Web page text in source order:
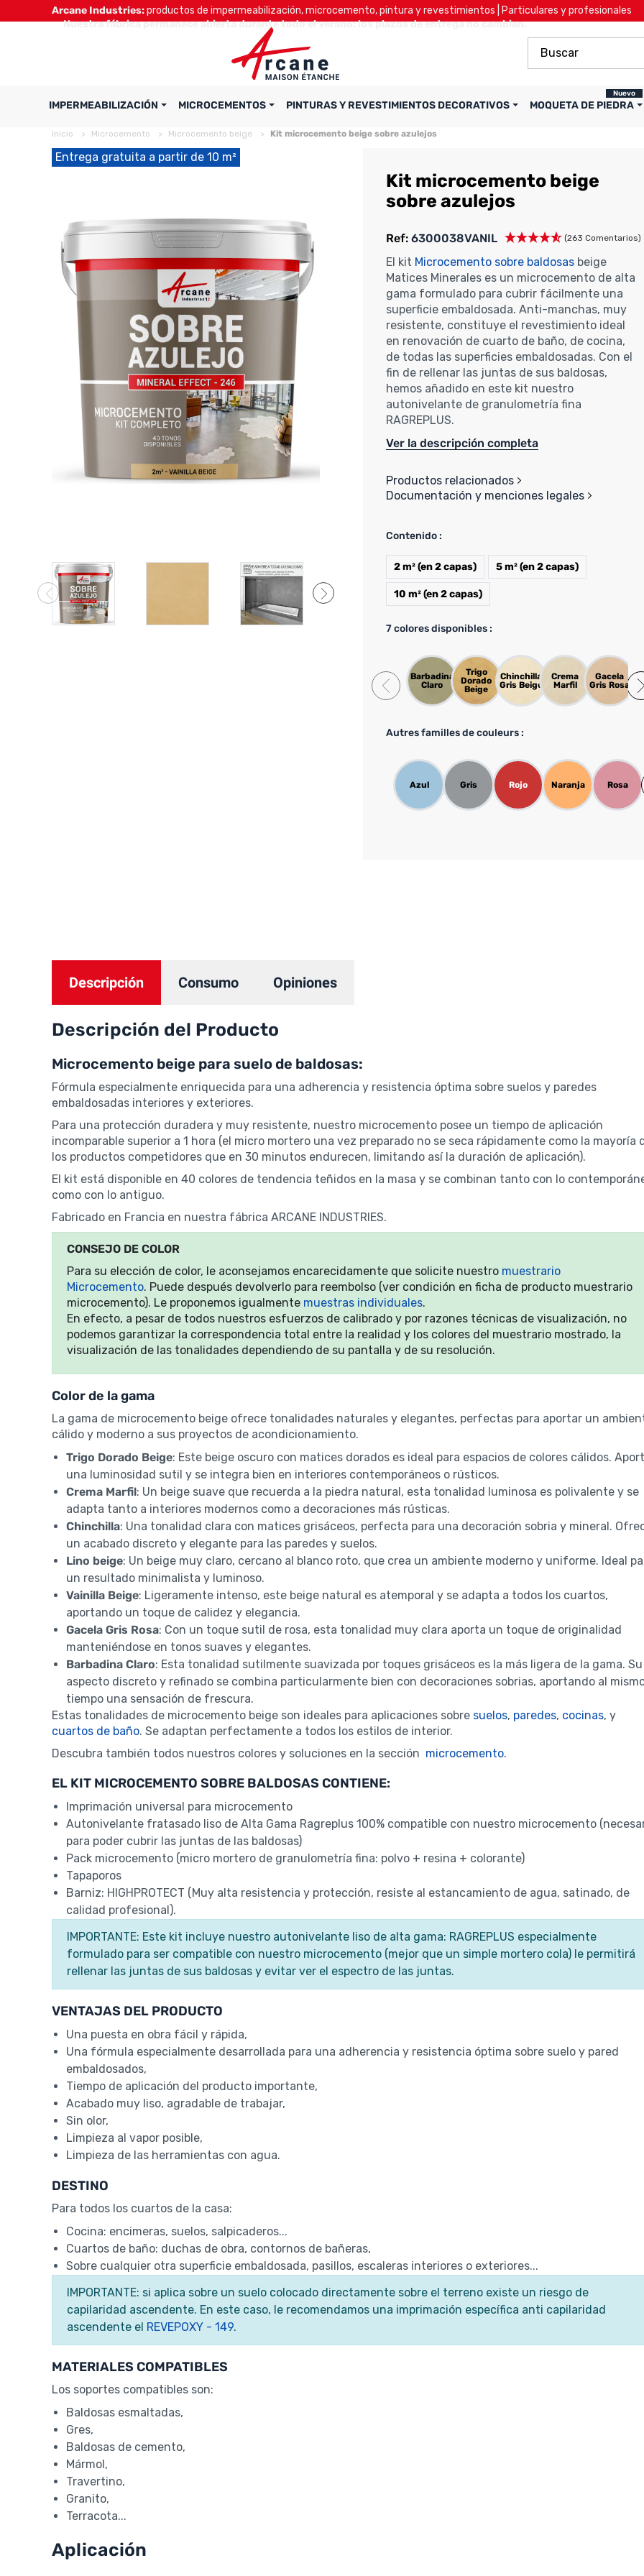
Arcane Industries:productos de impermeabilización, microcemento, pintura y revestimientos | Particulares y profesionales
Nuestra fábrica permanece abierta durante todo el verano: los plazos de entrega no cambian.
IMPERMEABILIZACIÓN MICROCEMENTOS PINTURAS Y REVESTIMIENTOS DECORATIVOS MOQUETA DE PIEDRA
Nuevo
Inicio Microcemento Microcemento beige Kit microcemento beige sobre azulejos
Entrega gratuita a partir de 10 m²
Kit microcemento beige
sobre azulejos
Ref: 6300038VANIL (263 Comentarios)
El kit Microcemento sobre baldosas beige
Matices Minerales es un microcemento de alta
gama formulado para cubrir fácilmente una
superficie embaldosada. Anti-manchas, muy
resistente, constituye el revestimiento ideal
en renovación de cuarto de baño, de cocina,
de todas las superficies embaldosadas. Con el
fin de rellenar las juntas de sus baldosas,
hemos añadido en este kit nuestro
autonivelante de granulometría fina
RAGREPLUS.
Ver la descripción completa
Productos relacionados
Documentación y menciones legales
Contenido :
2 m² (en 2 capas) 5 m² (en 2 capas)
10 m² (en 2 capas)
7colores disponibles :
Barbadina
Claro
Trigo
Dorado
Beige
Chinchilla
Gris Beige
Crema
Marfil
Gacela
Gris Rosa
Autres familles de couleurs :
Azul Gris Rojo Naranja Rosa
Descripción Consumo Opiniones
Descripción del Producto
Microcemento beige para suelo de baldosas:
Fórmula especialmente enriquecida para una adherencia y resistencia óptima sobre suelos y paredes
embaldosadas interiores y exteriores.
Para una protección duradera y muy resistente, nuestro microcemento posee un tiempo de aplicación
incomparable superior a 1 hora (el micro mortero una vez preparado no se seca rápidamente como la mayoría
los productos competidores que en 30 minutos endurecen, limitando así la duración de aplicación).
El kit está disponible en 40 colores de tendencia teñidos en la masa y se combinan tanto con lo
como con lo antiguo.
Fabricado en Francia en nuestra fábrica ARCANE INDUSTRIES.
CONSEJO DE COLOR
Para su elección de color, le aconsejamos encarecidamente que solicite nuestro muestrario
Microcemento. Puede después devolverlo para reembolso (ver condición en ficha de producto muestrario
microcemento). Le proponemos igualmente muestras individuales.
En efecto, a pesar de todos nuestros esfuerzos de calibrado y por razones técnicas de visualización, no
podemos garantizar la correspondencia total entre la realidad y los colores del muestrario mostrado, la
visualización de las tonalidades dependiendo de su pantalla y de su resolución.
Color de la gama
La gama de microcemento beige ofrece tonalidades naturales y elegantes, perfectas para aportar un
cálido y moderno a sus proyectos de acondicionamiento.
Trigo Dorado Beige: Este beige oscuro con matices dorados es ideal para espacios de colores cálidos.
una luminosidad sutil y se integra bien en interiores contemporáneos o rústicos.
Crema Marfil: Un beige suave que recuerda a la piedra natural, esta tonalidad luminosa es polivalente y se
adapta tanto a interiores modernos como a decoraciones más rústicas.
Chinchilla: Una tonalidad clara con matices grisáceos, perfecta para una decoración sobria y mineral.
un acabado discreto y elegante para las paredes y suelos.
Lino beige: Un beige muy claro, cercano al blanco roto, que crea un ambiente moderno y uniforme. Ideal
un resultado minimalista y luminoso.
Vainilla Beige: Ligeramente intenso, este beige natural es atemporal y se adapta a todos los cuartos,
aportando un toque de calidez y elegancia.
Gacela Gris Rosa: Con un toque sutil de rosa, esta tonalidad muy clara aporta un toque de originalidad
manteniéndose en tonos suaves y elegantes.
Barbadina Claro: Esta tonalidad sutilmente suavizada por toques grisáceos es la más ligera de la gama. Su
aspecto discreto y refinado se combina particularmente bien con decoraciones sobrias, aportando al
tiempo una sensación de frescura.
Estas tonalidades de microcemento beige son ideales para aplicaciones sobre suelos, paredes, cocinas, y
cuartos de baño. Se adaptan perfectamente a todos los estilos de interior.
Descubra también todos nuestros colores y soluciones en la sección microcemento.
EL KIT MICROCEMENTO SOBRE BALDOSAS CONTIENE:
Imprimación universal para microcemento
Autonivelante fratasado liso de Alta Gama Ragreplus 100% compatible con nuestro microcemento
para poder cubrir las juntas de las baldosas)
Pack microcemento (micro mortero de granulometría fina: polvo + resina + colorante)
Tapaporos
Barniz: HIGHPROTECT (Muy alta resistencia y protección, resiste al estancamiento de agua, satinado, de
calidad profesional).
IMPORTANTE: Este kit incluye nuestro autonivelante liso de alta gama: RAGREPLUS especialmente
formulado para ser compatible con nuestro microcemento (mejor que un simple mortero cola) le permitirá
rellenar las juntas de sus baldosas y evitar ver el espectro de las juntas.
VENTAJAS DEL PRODUCTO
Una puesta en obra fácil y rápida,
Una fórmula especialmente desarrollada para una adherencia y resistencia óptima sobre suelo y pared
embaldosados,
Tiempo de aplicación del producto importante,
Acabado muy liso, agradable de trabajar,
Sin olor,
Limpieza al vapor posible,
Limpieza de las herramientas con agua.
DESTINO
Para todos los cuartos de la casa:
Cocina: encimeras, suelos, salpicaderos...
Cuartos de baño: duchas de obra, contornos de bañeras,
Sobre cualquier otra superficie embaldosada, pasillos, escaleras interiores o exteriores...
IMPORTANTE: si aplica sobre un suelo colocado directamente sobre el terreno existe un riesgo de
capilaridad ascendente. En este caso, le recomendamos una imprimación específica anti capilaridad
ascendente el REVEPOXY - 149.
MATERIALES COMPATIBLES
Los soportes compatibles son:
Baldosas esmaltadas,
Gres,
Baldosas de cemento,
Mármol,
Travertino,
Granito,
Terracota...
Aplicación